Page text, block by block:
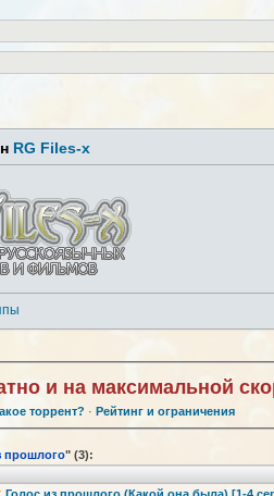
RG Files-x
и на максимальной
торрент? · Рейтинг и ограничения
прошлого" (3):